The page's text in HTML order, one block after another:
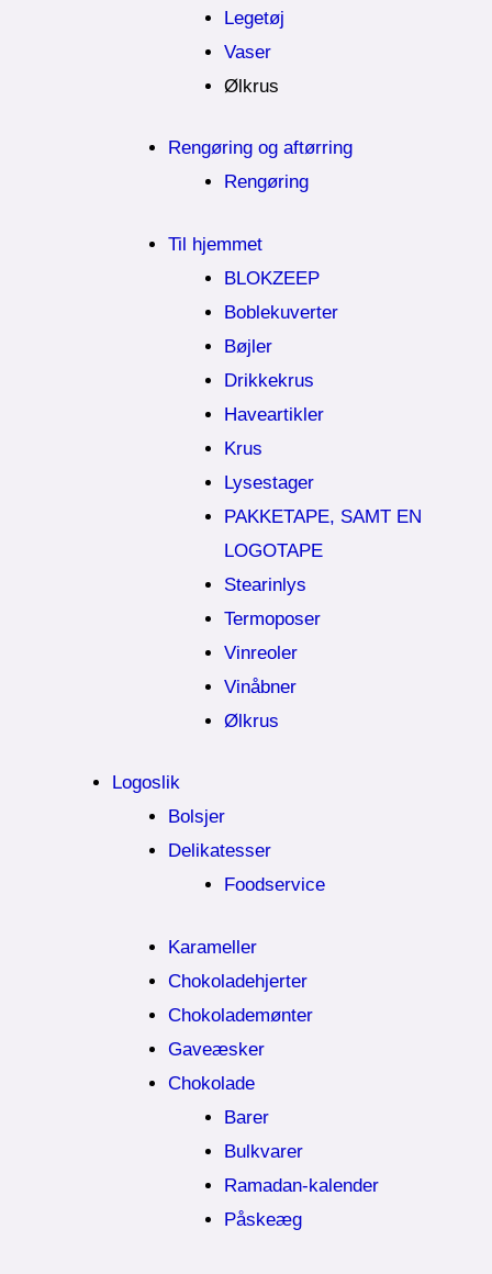
Legetøj
Vaser
Ølkrus
Rengøring og aftørring
Rengøring
Til hjemmet
BLOKZEEP
Boblekuverter
Bøjler
Drikkekrus
Haveartikler
Krus
Lysestager
PAKKETAPE, SAMT EN
LOGOTAPE
Stearinlys
Termoposer
Vinreoler
Vinåbner
Ølkrus
Logoslik
Bolsjer
Delikatesser
Foodservice
Karameller
Chokoladehjerter
Chokolademønter
Gaveæsker
Chokolade
Barer
Bulkvarer
Ramadan-kalender
Påskeæg